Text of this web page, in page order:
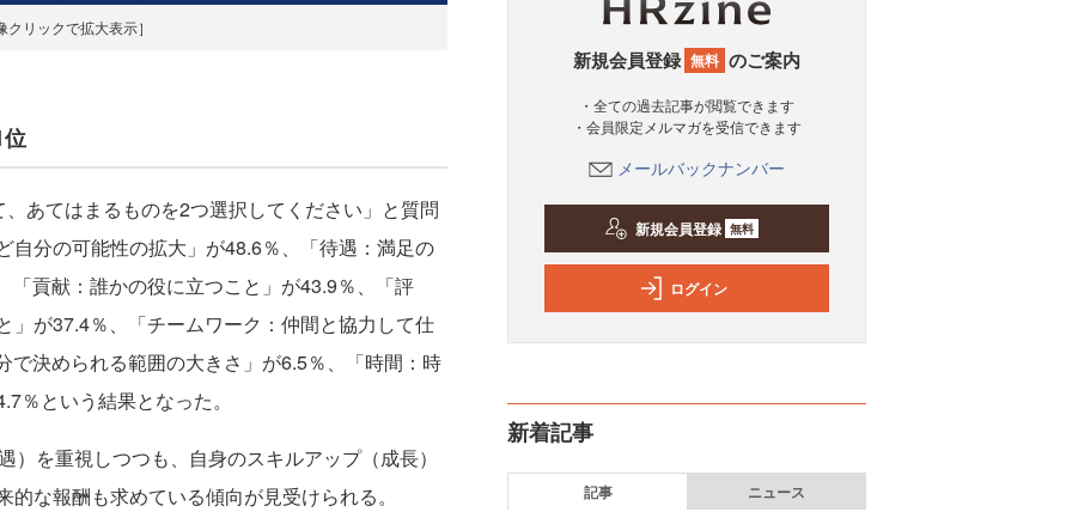
クリックで拡大表示］
あてはまるものを2つ選択してください」と質問
自分の可能性の拡大」が48.6％、「待遇：満足の
「貢献：誰かの役に立つこと」が43.9％、「評
」が37.4％、「チームワーク：仲間と協力して仕
で決められる範囲の大きさ」が6.5％、「時間：時
％という結果となった。
を重視しつつも、自身のスキルアップ（成長）
な報酬も求めている傾向が見受けられる。
新規会員登録 無料 のご案内
・全ての過去記事が閲覧できます
・会員限定メルマガを受信できます
メールバックナンバー
新規会員登録 無料
ログイン
新着記事
記事 ニュース